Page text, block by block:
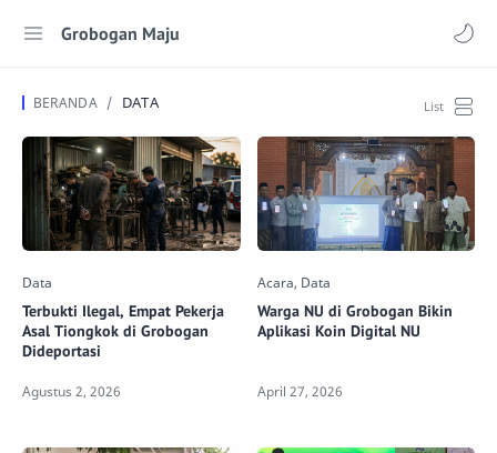
Grobogan Maju
DATA
Terbukti Ilegal, Empat Pekerja
Asal Tiongkok di Grobogan
Dideportasi
Warga NU di Grobogan Bikin
Aplikasi Koin Digital NU